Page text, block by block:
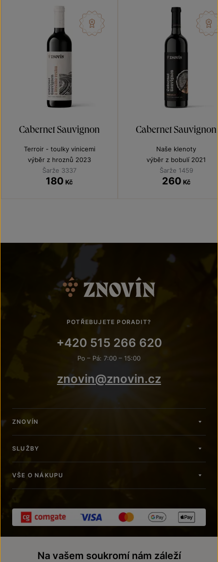
Cabernet Sauvignon
Terroir - toulky vinicemi
výběr z hroznů 2023
Šarže 3337
180 Kč
Cabernet Sauvignon
Naše klenoty
výběr z bobulí 2021
Šarže 1459
260 Kč
POTŘEBUJETE PORADIT?
+420 515 266 620
Po – Pá: 7:00 – 15:00
znovin@znovin.cz
ZNOVÍN
SLUŽBY
VŠE O NÁKUPU
Na vašem soukromí nám záleží